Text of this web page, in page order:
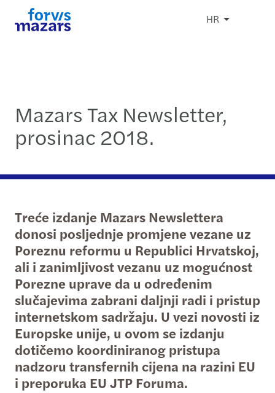
HR
Mazars Tax Newsletter,
prosinac 2018.
Treće izdanje Mazars Newslettera
donosi posljednje promjene vezane uz
Poreznu reformu u Republici Hrvatskoj,
ali i zanimljivost vezanu uz mogućnost
Porezne uprave da u određenim
slučajevima zabrani daljnji radi i pristup
internetskom sadržaju. U vezi novosti iz
Europske unije, u ovom se izdanju
dotičemo koordiniranog pristupa
nadzoru transfernih cijena na razini EU
i preporuka EU JTP Foruma.